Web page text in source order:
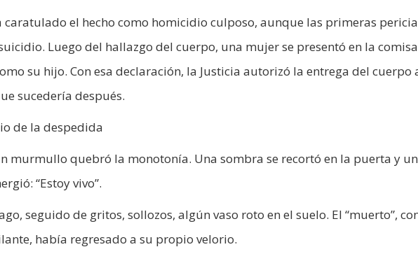
caratulado el hecho como homicidio culposo, aunque las primeras
Luego del hallazgo del cuerpo, una mujer se presentó en la
su hijo. Con esa declaración, la Justicia autorizó la entrega del cuerpo
sucedería después.
de la despedida
murmullo quebró la monotonía. Una sombra se recortó en la puerta y
“Estoy vivo”.
seguido de gritos, sollozos, algún vaso roto en el suelo. El “muerto”,
había regresado a su propio velorio.